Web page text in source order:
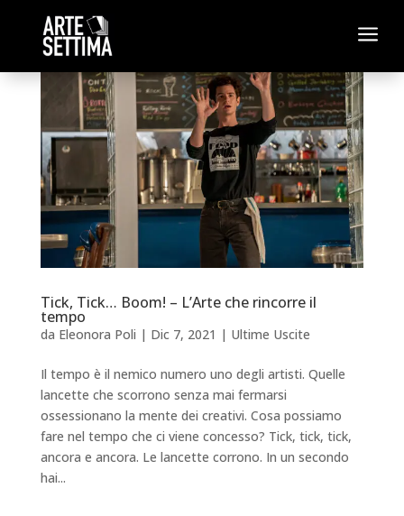
a
Tick, Tick… Boom! – L’Arte che rincorre il
tempo
da Eleonora Poli | Dic 7, 2021 | Ultime Uscite
Il tempo è il nemico numero uno degli artisti. Quelle
lancette che scorrono senza mai fermarsi
ossessionano la mente dei creativi. Cosa possiamo
fare nel tempo che ci viene concesso? Tick, tick, tick,
ancora e ancora. Le lancette corrono. In un secondo
hai...